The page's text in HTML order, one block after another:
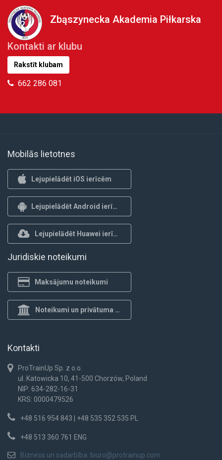
Zbąszynecka Akademia Piłkarska
Kontakti ar klubu
Rakstīt klubam
662 286 081
Mobilās lietotnes
Lejupielādēt iOS ierīcēm
Lejupielādēt Android ierīcēm
Lejupielādēt Huawei ierīcēm
Juridiskie noteikumi
Maksājumu noteikumi
Noteikumi un privātuma politika
Kontakti
ProTrainUp Sp. z o.o.
ul. Katowicka 10, 41-500 Chorzów, Poland
NIP: 634-282-16-31
KRS: 0000479526
+48 516 954 843 | +48 535 352 535 PL
+48 513 360 761 ENG
Bizness un sadarbība: biuro@protrainup.com